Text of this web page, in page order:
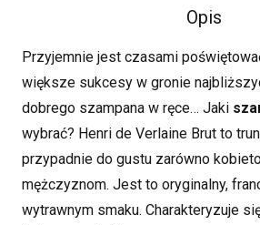
Brut
Opis
Przyjemnie jest czasami
większe sukcesy w gronie
dobrego szampana w ręce… Jaki
wybrać? Henri de Verlaine Brut to
przypadnie do gustu zarówno
mężczyznom. Jest to oryginalny,
wytrawnym smaku. Charakteryzuje